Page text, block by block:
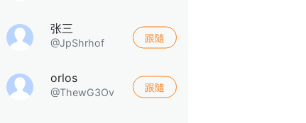
张三
@JpShrhof 跟隨
orlos
@ThewG3Ov 跟隨